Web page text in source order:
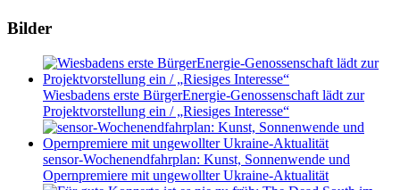
Bilder
Wiesbadens erste BürgerEnergie-Genossenschaft lädt zur
Projektvorstellung ein / „Riesiges Interesse“
sensor-Wochenendfahrplan: Kunst, Sonnenwende und
Opernpremiere mit ungewollter Ukraine-Aktualität